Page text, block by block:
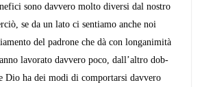
sono dav­vero molto diversi dal nostro
se da un lato ci sentiamo anche noi
del padrone che dà con longanimità
lavorato davvero poco, dall’altro dob­
Dio ha dei modi di comportarsi davvero